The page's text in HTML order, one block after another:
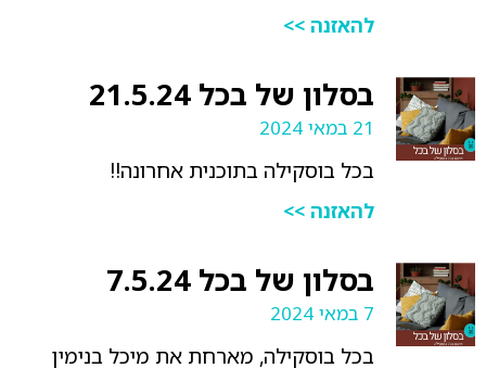
להאזנה >>
בסלון של בכל 21.5.24
21 במאי 2024
בכל בוסקילה בתוכנית אחרונה!!
להאזנה >>
בסלון של בכל 7.5.24
7 במאי 2024
בכל בוסקילה, מארחת את מיכל בנימין